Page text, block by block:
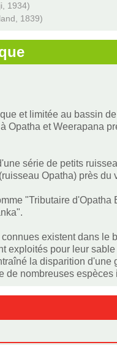
1934)
1839)
et limitée au bassin
Opatha et Weerapana
série de petits
Opatha) près
"Tributaire
existent dans le
exploités pour leur
la disparition
de nombreuses